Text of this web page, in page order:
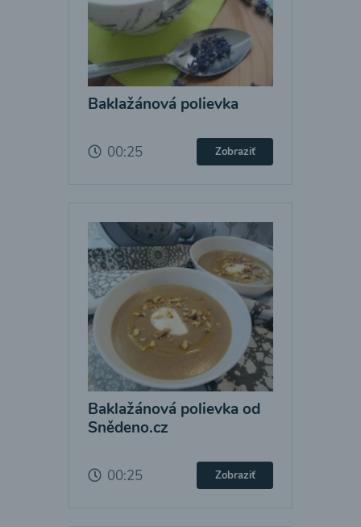
Baklažánová polievka
00:25 Zobraziť
Baklažánová polievka od
Snědeno.cz
00:25 Zobraziť